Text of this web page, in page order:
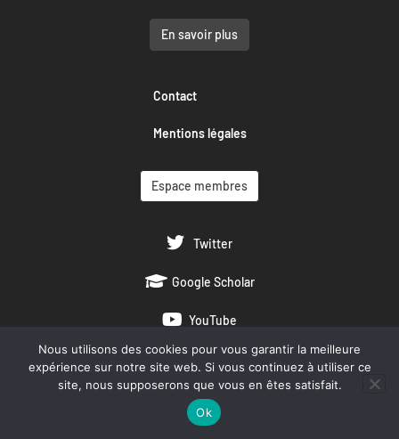
En savoir plus
Contact
Mentions légales
Espace membres
Twitter
Google Scholar
YouTube
Nous utilisons des cookies pour vous garantir la meilleure
expérience sur notre site web. Si vous continuez à utiliser ce
site, nous supposerons que vous en êtes satisfait.
Ok